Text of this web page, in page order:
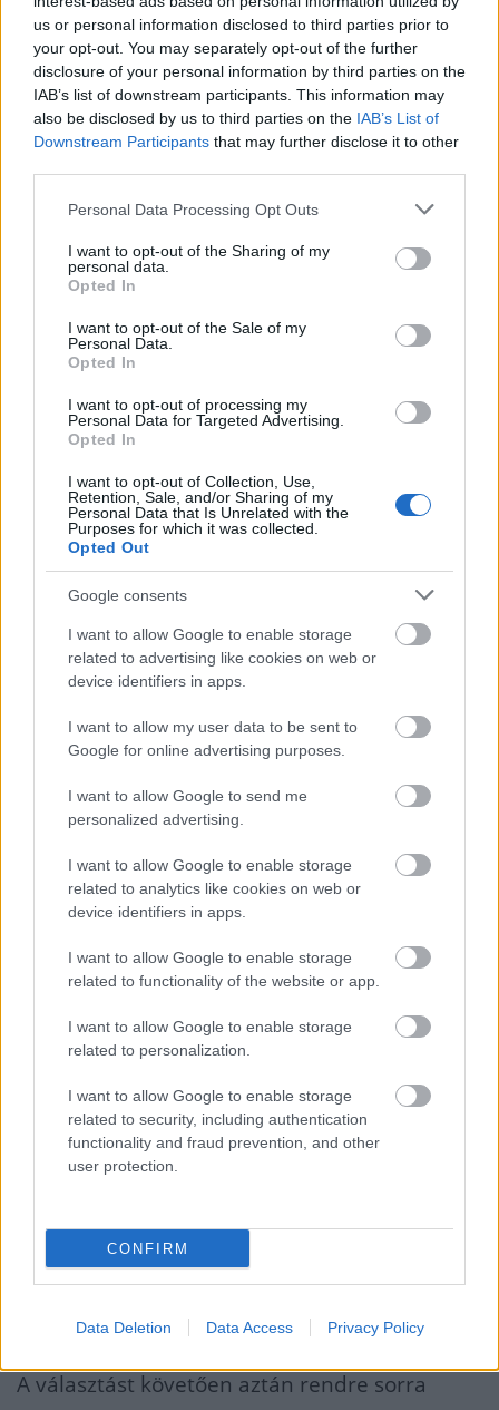
us or personal information disclosed to third parties prior to
your opt-out. You may separately opt-out of the further
disclosure of your personal information by third parties on the
IAB’s list of downstream participants. This information may
also be disclosed by us to third parties on the IAB’s List of
Downstream Participants that may further disclose it to other
Please note that this website/app uses one or more Google
not limited to your visit or usage behaviour. You may click to
grant or deny consent to Google and its third-party tags to
use your data for below specified purposes in below Google
consent section.
Personal Data Processing Opt Outs
I want to opt-out of the Sharing of my
personal data.
Opted In
I want to opt-out of the Sale of my
Personal Data.
Opted In
I want to opt-out of processing my
Personal Data for Targeted Advertising.
Opted In
I want to opt-out of Collection, Use,
Retention, Sale, and/or Sharing of my
Personal Data that Is Unrelated with the
Purposes for which it was collected.
Opted Out
Google consents
I want to allow Google to enable storage
related to advertising like cookies on web or
device identifiers in apps.
I want to allow my user data to be sent to
Google for online advertising purposes.
I want to allow Google to send me
personalized advertising.
I want to allow Google to enable storage
related to analytics like cookies on web or
device identifiers in apps.
I want to allow Google to enable storage
related to functionality of the website or app.
I want to allow Google to enable storage
related to personalization.
I want to allow Google to enable storage
related to security, including authentication
functionality and fraud prevention, and other
user protection.
CONFIRM
Data Deletion Data Access Privacy Policy
előirányzatától. A Pénzügyminisztérium
nekilátott a büdzsé tételes átvizsgálásának
és a pótköltségvetés elkészítésének, ám
ennek eredményeire még várni kell.
Mindazonáltal már most világos, hogy a
hiány éves nagysága külön intézkedések
meghozatala nélkül akár a GDP 8 százalékát
is meghaladhatja. A kiadások hathatós
lefaragásához sokféle intézkedés
párhuzamos alkalmazására van szükség.
Tegnap megjelent a KSH gyorstájékoztatója,
miszerint az első negyedévben a GDP-arányos
hiány9,0 százalékos volt
forinttal, GDP-arányosan 3,1 százalékponttal
lett magasabb az előző év azonos időszakához
képest. Különösebb meglepetést ez az
egyébként kirívóan rossz adat nem okozott,
hiszen már április elején a Nemzetgazdasági
Minisztérium gyorstájékoztatójából és az
Államkincstár adatközléséből tudni lehetett,
az államháztartás folyamatai nagyon
elszakadtak az idei költségvetési törvény
előirányzatától, sőt még annak a
kormányzat jócskán túlköltekezett az év első
hónapjaiban a választás kimenetelének
befolyásolása érdekében. Az általános
megtörtént: a választópolgárok többsége –
nyilván nemcsak a túlköltekezés miatt –
vereséget mért az előző kormányra.
A választást követően aztán rendre sorra